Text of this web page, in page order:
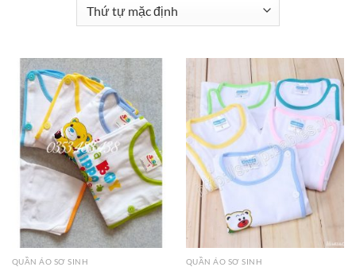
QUẦN ÁO SƠ SINH QUẦN ÁO SƠ SINH